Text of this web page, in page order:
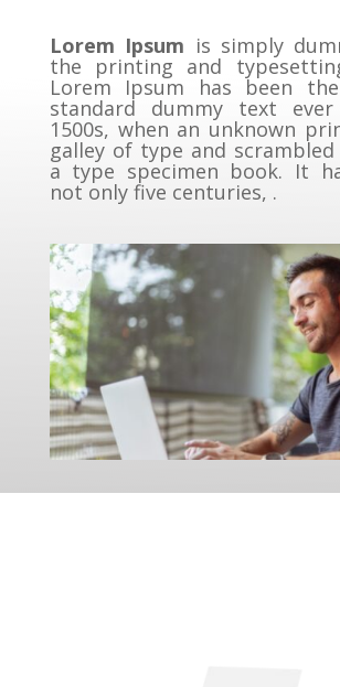
Lorem Ipsum is simply
the printing and
Lorem Ipsum has been the
standard dummy text
1500s, when an unknown
galley of type and
a type specimen book. It
not only five centuries, .